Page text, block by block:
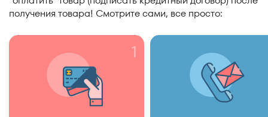
получения товара! Смотрите сами, все просто:
1